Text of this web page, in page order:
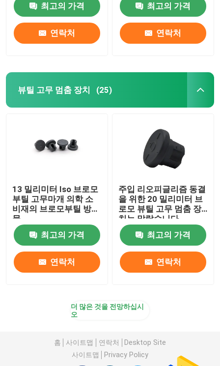
최고의 가격
연락처
최고의 가격
연락처
뷰틸 고무 멈춤 장치 (25)
13 밀리미터 Iso 브로모
부틸 고무마개 의학 소
비재의 브로모부틸 방해
물
최고의 가격
연락처
주입 리오피글리즘 동결
을 위한 20 밀리미터 브
로모 뷰틸 고무 멈춤 장
치는 말랐습니다
최고의 가격
연락처
더 많은 것을 전망하십시
오
홈 사이트맵 연락처
Desktop Site
사이트맵
Privacy Policy